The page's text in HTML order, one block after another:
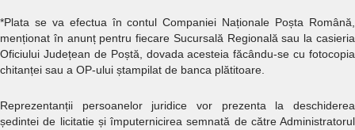
*Plata se va efectua în contul Companiei Naționale Poșta Română,
menționat în anunț pentru fiecare Sucursală Regională sau la casieria
Oficiului Județean de Poștă, dovada acesteia făcându-se cu fotocopia
chitanței sau a OP-ului ștampilat de banca plătitoare.
Reprezentanții persoanelor juridice vor prezenta la deschiderea
ședintei de licitatie și împuternicirea semnată de către Administratorul